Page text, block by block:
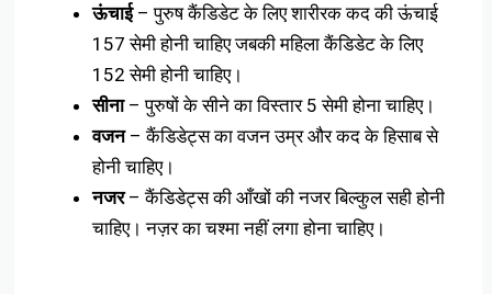
ऊंचाई– पुरुष कैंडिडेट के लिए शारीरक कद की ऊंचाई
157 सेमी होनी चाहिए जबकी महिला कैंडिडेट के लिए
152 सेमी होनी चाहिए।
सीना – पुरुषों के सीने का विस्तार 5 सेमी होना चाहिए।
वजन – कैंडिडेट्स का वजन उम्र और कद के हिसाब से
होनी चाहिए।
नजर– कैंडिडेट्स की आँखों की नजर बिल्कुल सही होनी
चाहिए। नज़र का चश्मा नहीं लगा होना चाहिए।